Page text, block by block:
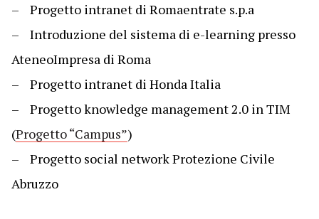
– Progetto intranet di Romaentrate s.p.a
– Introduzione del sistema di e-learning presso
AteneoImpresa di Roma
– Progetto intranet di Honda Italia
– Progetto knowledge management 2.0 in TIM
(Progetto “Campus”)
– Progetto social network Protezione Civile
Abruzzo